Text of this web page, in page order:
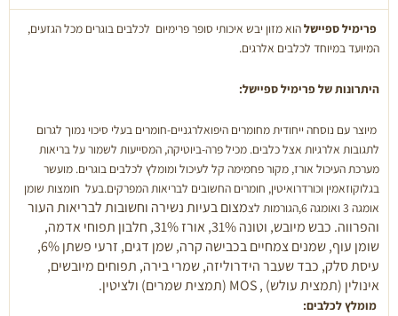
בסיס
כבש
הודו
3
פרימיל ספיישלהוא מזון יבש איכותי סופר פרימיום לכלבים בוגרים מכל הגזעים,
המיועד במיוחד לכלבים אלרגים.
היתרונות של פרימיל ספיישל:
מיוצר עם נוסחה ייחודית מחומרים היפואלרגניים-חומרים בעלי סיכוי נמוך לגרום
לתגובות אלרגיות אצל כלבים. מכיל פרה-ביוטיקה, המסייעות לשמור על בריאות
מערכת העיכול אורז, מקור פחמימה קל לעיכול ומומלץ לכלבים בוגרים. מועשר
בגלוקוזאמין וכורדרואיטין, חומרים החשובים לבריאות המפרקים.בעל חומצות שומן
אומגה 3 ואומגה 6,הגורמות לצ
מצום בעיות נשירה וחשובות לבריאות העור
והפרווה.
כבש מיובש, וטונה 31%, אורז 31%, חלבון תפוחי אדמה,
שומן עוף, שמנים צמחיים בכבישה קרה, שמן דגים, זרעי פשתן 6%,
עיסת סלק, כבד שעבר הידרוליזה, שמרי בירה, תפוחים מיובשים,
אינולין (תמצית עולש) , MOS (תמצית שמרים) ולציטין.
מומלץ לכלבים: